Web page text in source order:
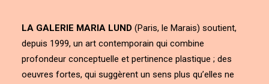
LA GALERIE MARIA LUND (Paris, le Marais) soutient,
depuis 1999, un art contemporain qui combine
profondeur conceptuelle et pertinence plastique ; des
oeuvres fortes, qui suggèrent un sens plus qu’elles ne